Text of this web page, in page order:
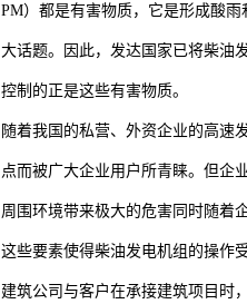
PM）都是有害物质，它是形成酸
大话题。因此，发达国家已将柴油
控制的正是这些有害物质。
随着我国的私营、外资企业的高速
点而被广大企业用户所青睐。但企
周围环境带来极大的危害同时随着
这些要素使得柴油发电机组的操作
建筑公司与客户在承接建筑项目时